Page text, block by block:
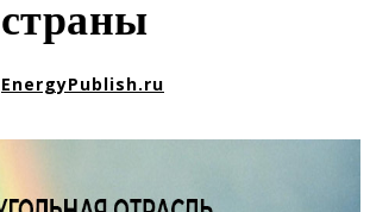
EnergyPublish.ru